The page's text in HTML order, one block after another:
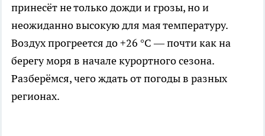
принесёт не только дожди и грозы, но и
неожиданно высокую для мая температуру.
Воздух прогреется до +26 °C — почти как на
берегу моря в начале курортного сезона.
Разберёмся, чего ждать от погоды в разных
регионах.